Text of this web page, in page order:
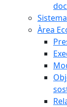
Àrea